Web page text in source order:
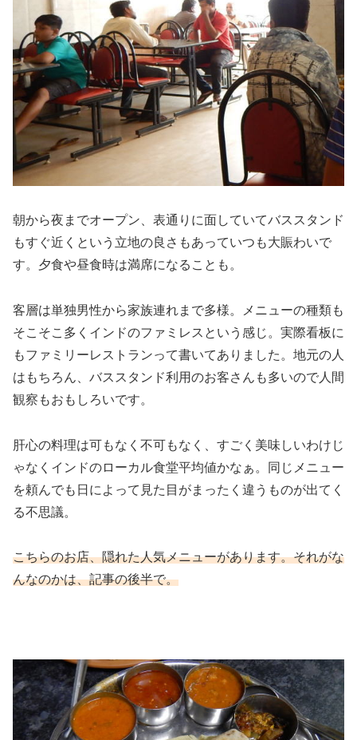
朝から夜までオープン、表通りに面していてバススタンド
もすぐ近くという立地の良さもあっていつも大賑わいで
す。夕食や昼食時は満席になることも。
客層は単独男性から家族連れまで多様。メニューの種類も
そこそこ多くインドのファミレスという感じ。実際看板に
もファミリーレストランって書いてありました。地元の人
はもちろん、バススタンド利用のお客さんも多いので人間
観察もおもしろいです。
肝心の料理は可もなく不可もなく、すごく美味しいわけじ
ゃなくインドのローカル食堂平均値かなぁ。同じメニュー
を頼んでも日によって見た目がまったく違うものが出てく
る不思議。
こちらのお店、隠れた人気メニューがあります。それがな
んなのかは、記事の後半で。